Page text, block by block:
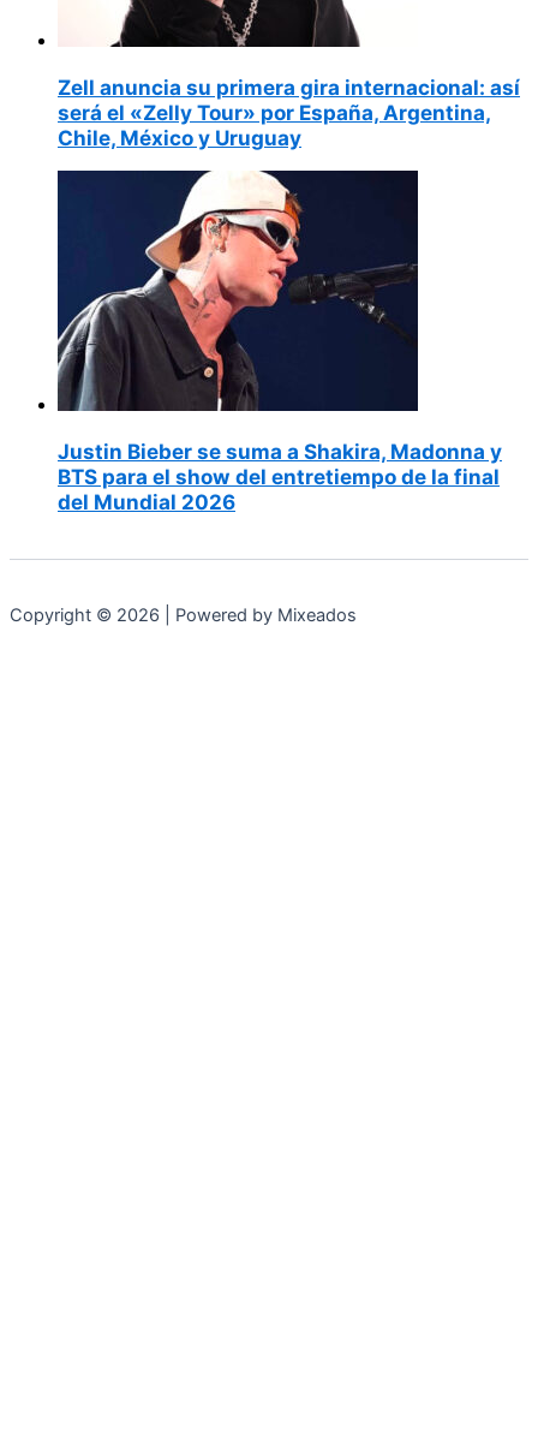
Zell anuncia su primera gira internacional: así
será el «Zelly Tour» por España, Argentina,
Chile, México y Uruguay
Justin Bieber se suma a Shakira, Madonna y
BTS para el show del entretiempo de la final
del Mundial 2026
Copyright © 2026 | Powered by Mixeados